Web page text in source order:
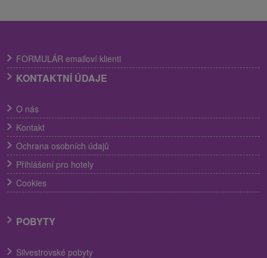
FORMULÁR emailoví klienti
KONTAKTNÍ ÚDAJE
O nás
Kontakt
Ochrana osobních údajů
Přihlášení pro hotely
Cookies
POBYTY
Silvestrovské pobyty